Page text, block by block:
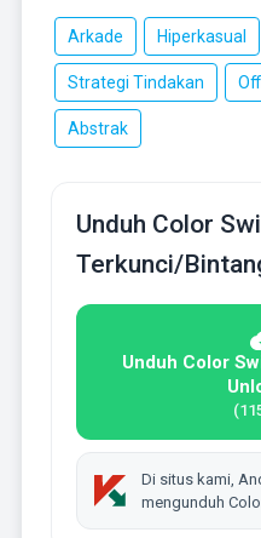
Arkade Hiperkasual
Strategi Tindakan
Abstrak
Unduh Color
Terkunci/
Unduh Color
Di situs kami,
mengunduh